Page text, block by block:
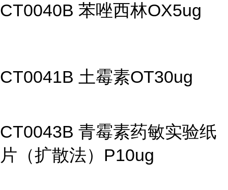
CT0040B 苯唑西林OX5ug
CT0041B 土霉素OT30ug
CT0043B 青霉素药敏实验纸
片（扩散法）P10ug